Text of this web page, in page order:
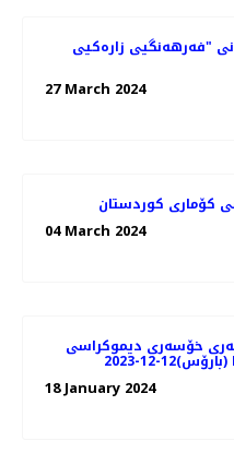
"فەرهەنگیی زارەکیی
27 March 2024
کۆماری کوردستان
04 March 2024
خۆسەری دیموکراسی
12-2023
18 January 2024